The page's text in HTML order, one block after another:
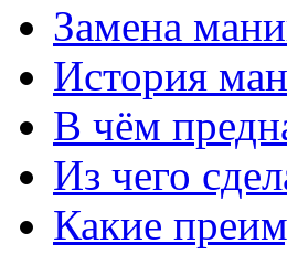
Замена
История
В чём
Из чего
Какие